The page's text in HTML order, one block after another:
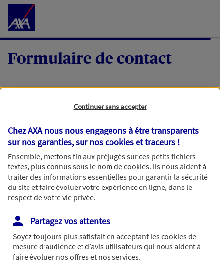
Accéder au Contenu
Formulaire de contact
demande, nous vous répondrons dans les
meilleurs délais par mail ou par téléphone.
Votre message :
Vous disposez de droits sur les informations vous concernant. Pour
plus d’informations,cliquez ici.
Continuer sans accepter
Chez AXA nous nous engageons à être transparents
sur nos garanties, sur noscookies et traceurs !
Ensemble, mettons fin aux préjugés sur ces petits fichiers
textes, plus connus sous le nom decookies. Ils nous aident à
traiter des informations essentielles pour garantir la sécurité
du site et faire évoluer votre expérience en ligne, dans le
respect de votre vie privée.
Partagez vos attentes
Soyez toujours plus satisfait en acceptant lescookiesde
mesure d’audience et d’avis utilisateurs qui nous aident à
faire évoluer nos offres et nos services.